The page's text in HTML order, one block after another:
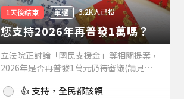
1天後結束 單選 3.2K人已投
您支持2026年再普發1萬嗎？
立法院正討論「國民支援金」等相關提案，
2026年是否再普發1萬元仍待審議(請見下
持嗎？👍 支持，全民都該領